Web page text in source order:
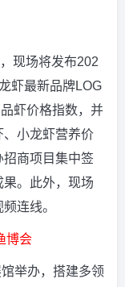
现场将发布202
虾最新品牌LOG
虾价格指数，并
小龙虾营养价
商项目集中签
。此外，现场
连线。
博会
举办，搭建多领